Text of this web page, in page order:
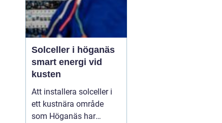
Solceller i höganäs
smart energi vid
kusten
Att installera solceller i
ett kustnära område
som Höganäs har